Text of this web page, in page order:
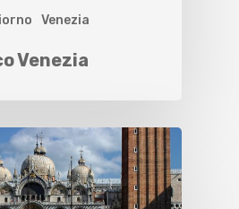
Venezia
Venezia